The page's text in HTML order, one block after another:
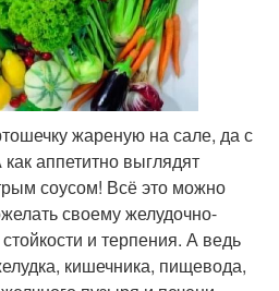
жареную на сале, да с
аппетитно выглядят
соусом! Всё это можно
своему желудочно-
и терпения. А ведь
кишечника, пищевода,